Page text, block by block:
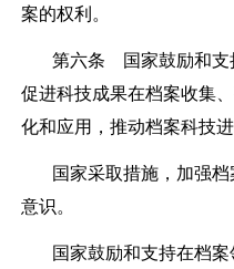
案的权利。
第六条 国家鼓励和支
促进科技成果在档案收集
化和应用，推动档案科技进
国家采取措施，加强
意识。
国家鼓励和支持在档案